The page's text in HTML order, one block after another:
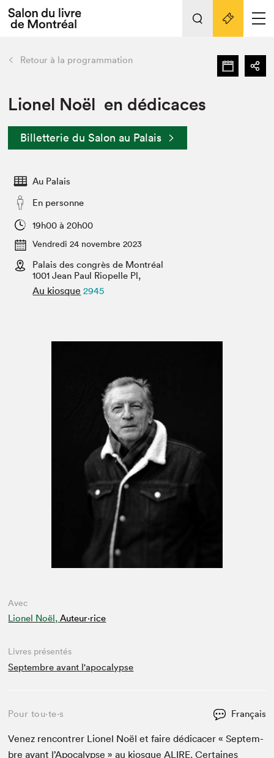
Espace exposant⋅e⋅s
Espace enseignant·e·s
Espace médias
L'événement
Préparer sa visite au Salon
Actualités
SLM PRO
retour Nos activités
Préparer sa visite
Salon dans la ville et en ligne
Projets partenaires
Liens pratiques
Retour à la programmation
Lionel Noël en dédicaces
Billetterie du Salon au Palais
Au Palais
En personne
19h00 à 20h00
Vendredi 24 novembre 2023
Palais des congrès de Montréal
1001 Jean Paul Riopelle Pl,
Au kiosque 2945
Avec
Lionel Noël, Auteur·rice
Livres présentés
Septembre avant l'apocalypse
Pour tou⋅te⋅s Français
Venez ren­con­tr­er Lionel Noël et faire dédi­cac­er « Sep­tem­
bre avant l’Apoc­a­lypse » au kiosqueALIRE. Cer­taines